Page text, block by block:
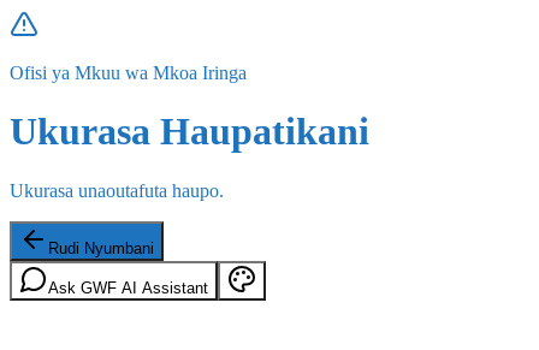
Ofisi ya Mkuu wa Mkoa Iringa
Ukurasa Haupatikani
Ukurasa unaoutafuta haupo.
Rudi Nyumbani
Ask GWF AI Assistant